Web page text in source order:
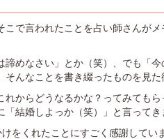
で言われたことを占い師さんが
諦めなさい」とか（笑）、でも「
そんなことを書き綴ったものを見た
からどうなるかな？ってみても
「結婚しよっか（笑）」と言って
をくれたことにすごく感謝してい